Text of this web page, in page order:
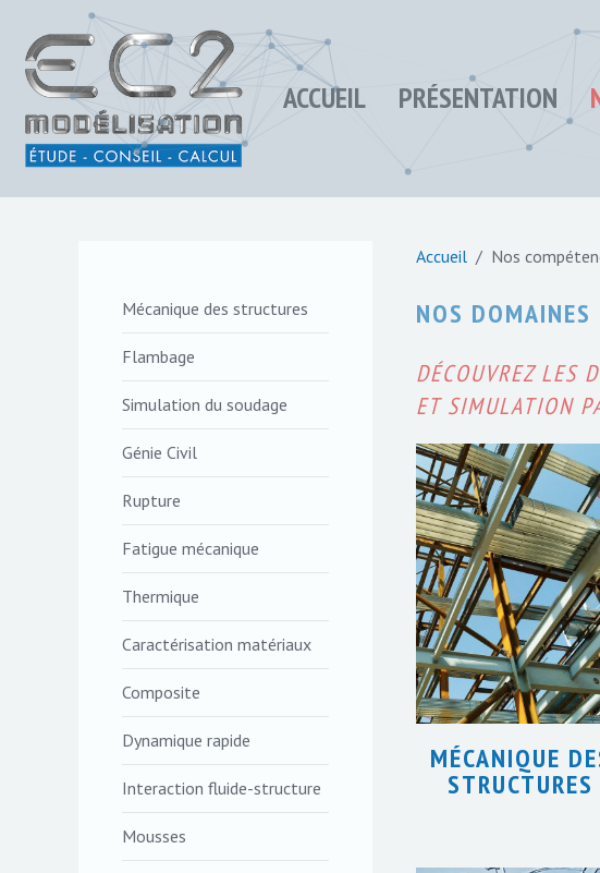
ACCUEIL PRÉSENTATION
Accueil Nos
NOS DOMAINES
DÉCOUVREZ LES
ET SIMULATION
MÉCANIQUE
STRUCTURES
Mécanique des structures
Flambage
Simulation du soudage
Génie Civil
Rupture
Fatigue mécanique
Thermique
Caractérisation matériaux
Composite
Dynamique rapide
Interaction fluide-structure
Mousses